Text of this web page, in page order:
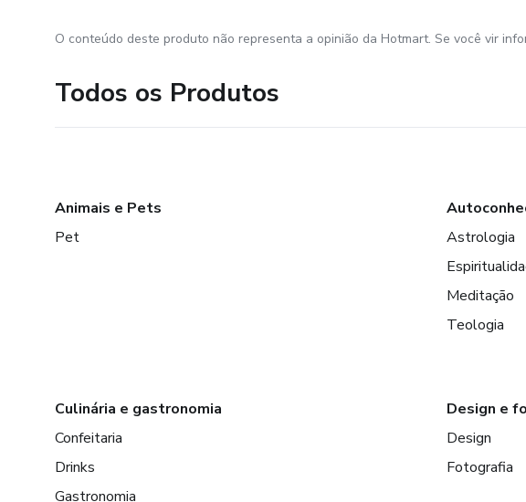
O conteúdo deste produto não representa a opinião da Hotmart. Se você vir
Todos os Produtos
Animais e Pets
Pet
Astrologia
Meditação
Teologia
Culinária e gastronomia
Confeitaria
Drinks
Gastronomia
Design e
Design
Fotografia